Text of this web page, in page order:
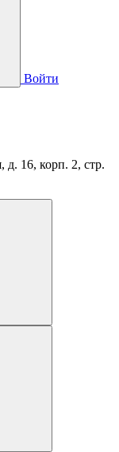
Войти
д. 16, корп. 2, стр.